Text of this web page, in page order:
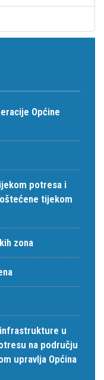
Općine
potresa i
tijekom
zona
u
na području
upravlja Općina